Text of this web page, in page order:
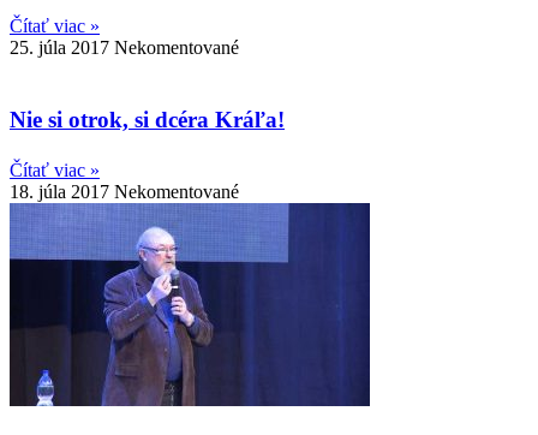
Čítať viac »
25. júla 2017 Nekomentované
Nie si otrok, si dcéra Kráľa!
Čítať viac »
18. júla 2017 Nekomentované